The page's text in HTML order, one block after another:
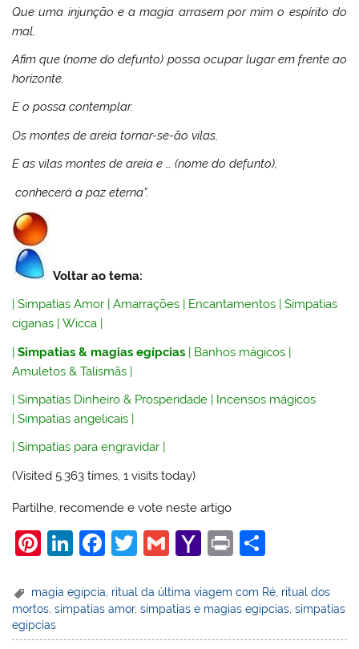
Que uma injunção e a magia arrasem por mim o espírito do
mal,
Afim que (nome do defunto) possa ocupar lugar em frente ao
horizonte,
E o possa contemplar.
Os montes de areia tornar-se-ão vilas,
E as vilas montes de areia e … (nome do defunto),
conhecerá a paz eterna”.
Voltar ao tema:
|Simpatias Amor |Amarrações Encantamentos |Simpatias
ciganas |Wicca
|Simpatias & magias egípcias | Banhos mágicos |
Amuletos & Talismãs |
|Simpatias Dinheiro & Prosperidade | Incensos mágicos
|Simpatias angelicais |
|Simpatias para engravidar
(Visited 5.363 times, 1 visits today)
Partilhe, recomende e vote neste artigo
Pi
er
e
Li
k
e
F
c
e
T
itt
er
G
ai
l
Y
h
o
Pr
t
ar
e
magia egipcia ritual da última viagem com Ré ritual dos
mortos ,simpatias amor,simpatias e magias egipcias ,simpatias
egipcias